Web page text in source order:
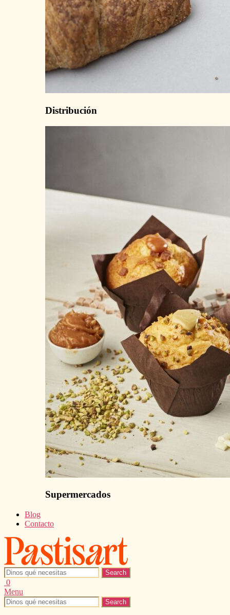
Distribución
Supermercados
Blog
Contacto
Search
for:
0
Menu
Search
for: